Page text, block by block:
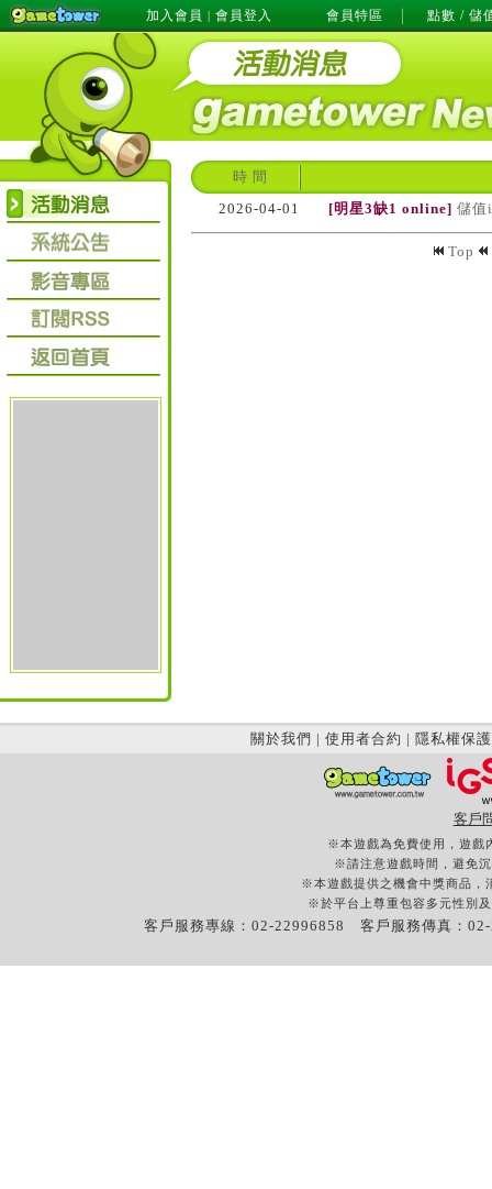
加入會員 | 會員登入 會員特區 點數 / 儲
時 間
2026-04-01
[明星3缺1 online] 儲值
Top
關於我們 | 使用者合約 | 隱私權保護
客戶
※本遊戲為免費使用，遊戲
※請注意遊戲時間，避免
※本遊戲提供之機會中獎商品，
※於平台上尊重包容多元性別
客戶服務專線：02-22996858 客戶服務傳真：